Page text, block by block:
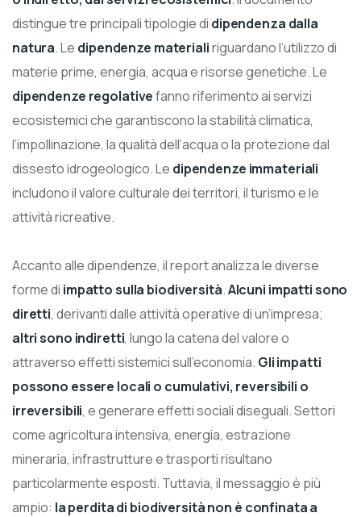
distingue tre principali tipologie di dipendenza dalla
natura. Le dipendenze materialiriguardano l’utilizzo di
materie prime, energia, acqua e risorse genetiche. Le
dipendenze regolativefanno riferimento ai servizi
ecosistemici che garantiscono la stabilità climatica,
l’impollinazione, la qualità dell’acqua o la protezione dal
dissesto idrogeologico. Le dipendenze immateriali
includono il valore culturale dei territori, il turismo e le
attività ricreative.
Accanto alle dipendenze, il report analizza le diverse
forme di impatto sulla biodiversità.Alcuni impatti sono
diretti, derivanti dalle attività operative di un’impresa;
altri sono indiretti, lungo la catena del valore o
attraverso effetti sistemici sull’economia. Gli impatti
possono essere locali o cumulativi, reversibili o
irreversibili, e generare effetti sociali diseguali. Settori
come agricoltura intensiva, energia, estrazione
mineraria, infrastrutture e trasporti risultano
particolarmente esposti. Tuttavia, il messaggio è più
ampio: la perdita di biodiversità non è confinata a